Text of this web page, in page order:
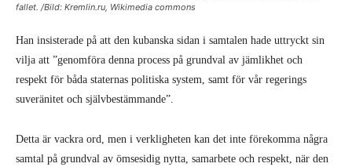
fallet. /Bild: Kremlin.ru, Wikimedia commons
Han insisterade på att den kubanska sidan i samtalen hade uttryckt sin
vilja att ”genomföra denna process på grundval av jämlikhet och
respekt för båda staternas politiska system, samt för vår regerings
suveränitet och självbestämmande”.
Detta är vackra ord, men i verkligheten kan det inte förekomma några
samtal på grundval av ömsesidig nytta, samarbete och respekt, när den